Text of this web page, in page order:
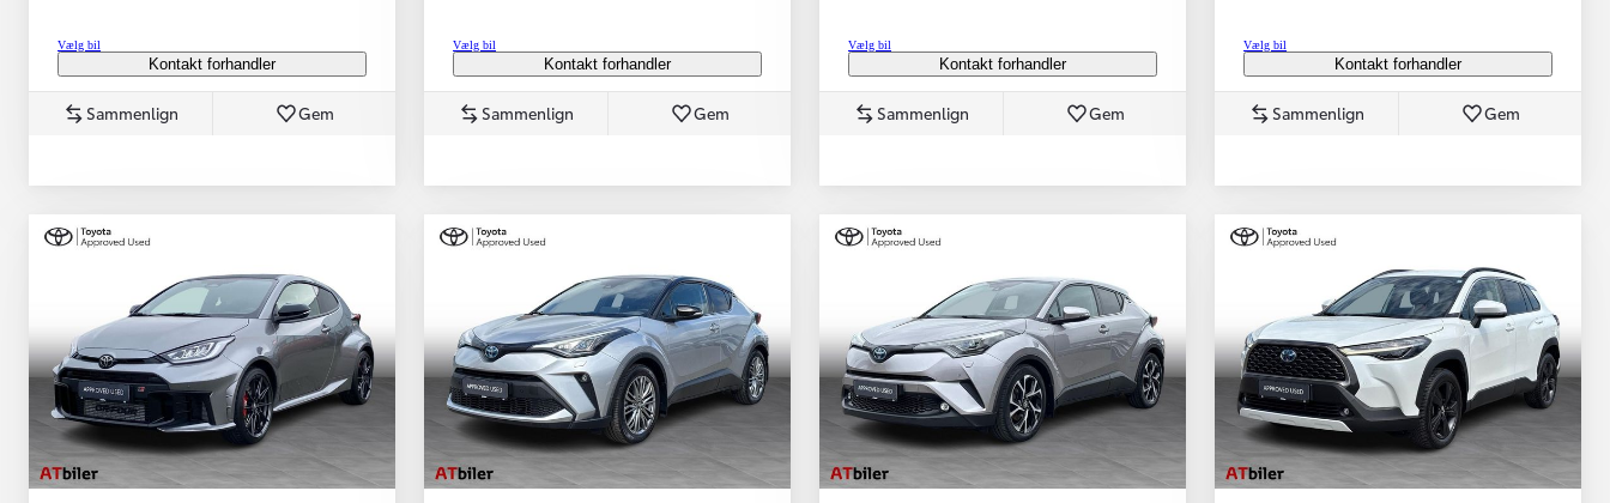
Vælg bil
Kontakt forhandler
Sammenlign Gem
Vælg bil
Kontakt forhandler
Sammenlign Gem
Vælg bil
Kontakt forhandler
Sammenlign Gem
Vælg bil
Kontakt forhandler
Sammenlign Gem